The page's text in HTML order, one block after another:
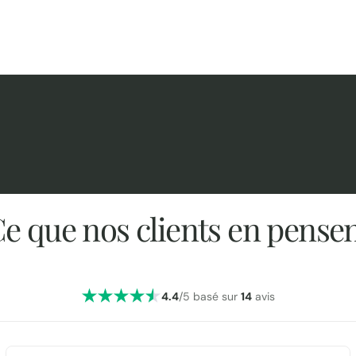
que nos clients en
4.4/5 basé sur 14avis